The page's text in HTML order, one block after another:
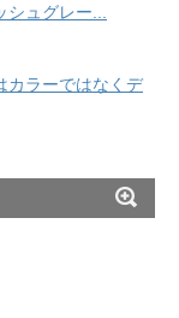
ュグレー...
カラーではなくデ